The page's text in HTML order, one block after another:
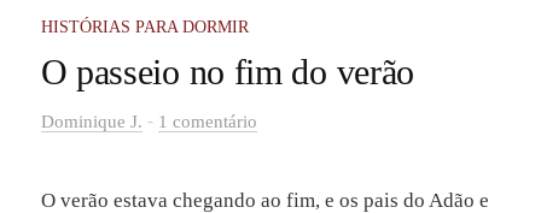
HISTÓRIAS PARA DORMIR
O passeio no fim do verão
Dominique J. - 1 comentário
O verão estava chegando ao fim, e os pais do Adão e